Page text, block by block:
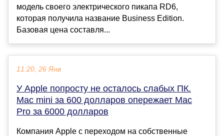
модель своего электрического пикапа RD6,
которая получила название Business Edition.
Базовая цена составля...
11:20, 26 Янв
У Apple попросту не осталось слабых ПК.
Mac mini за 600 долларов опережает Mac
Pro за 6000 долларов
Компания Apple с переходом на собственные